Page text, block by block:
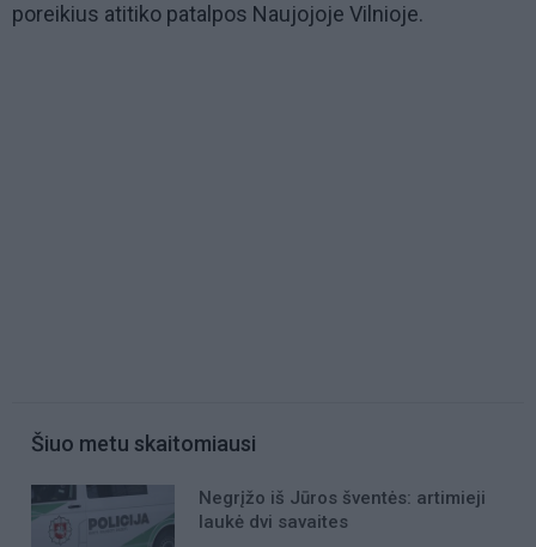
poreikius atitiko patalpos Naujojoje Vilnioje.
Šiuo metu skaitomiausi
Negrįžo iš Jūros šventės: artimieji
laukė dvi savaites